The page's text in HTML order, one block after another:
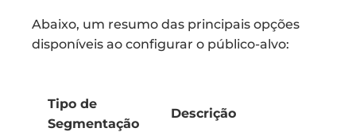
Abaixo, um resumo das principais opções
disponíveis ao configurar o público-alvo:
Tipo de
Segmentação
Descrição